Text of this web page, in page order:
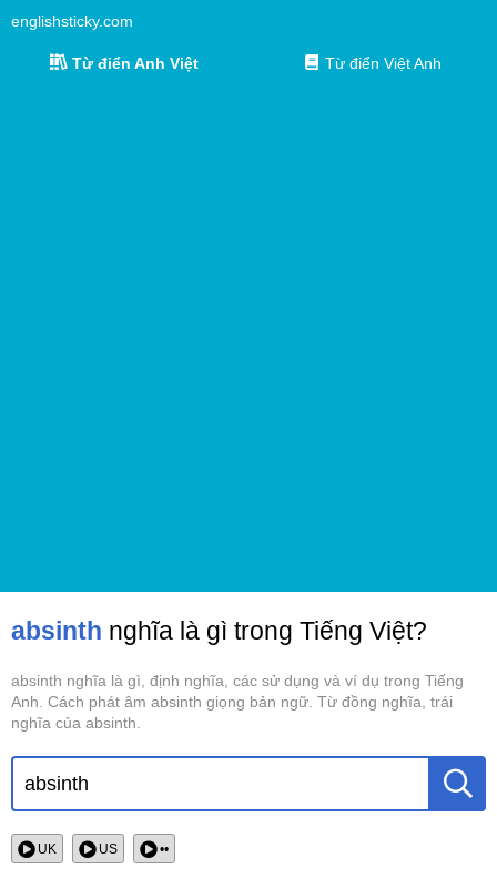
englishsticky.com
Từ điển Anh Việt Từ điển Việt Anh
absinth nghĩa là gì trong Tiếng Việt?
absinth nghĩa là gì, định nghĩa, các sử dụng và ví dụ trong Tiếng
Anh. Cách phát âm absinth giọng bản ngữ. Từ đồng nghĩa, trái
nghĩa của absinth.
UK US ••